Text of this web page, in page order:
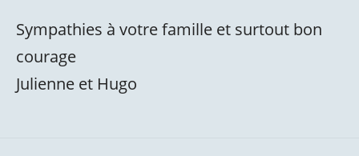
Sympathies à votre famille et surtout bon
courage
Julienne et Hugo